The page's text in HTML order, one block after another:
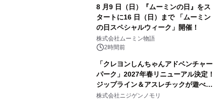
8 月9 日（日）『ムーミンの日』をス
タートに16 日（日）まで 「ムーミン
の日スペシャルウィーク」開催！
株式会社ムーミン物語
2時間前
「クレヨンしんちゃんアドベンチャー
パーク」2027年春リニューアル決定！
ジップライン＆アスレチックが遊べる
のは今年が最後！ 「ラスト！ドキがム
株式会社ニジゲンノモリ